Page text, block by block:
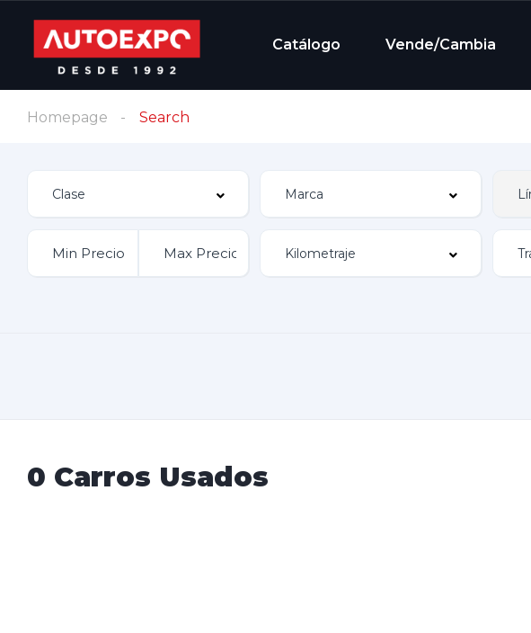
Catálogo Vende/Cambia
Homepage Search
0 Carros Usados